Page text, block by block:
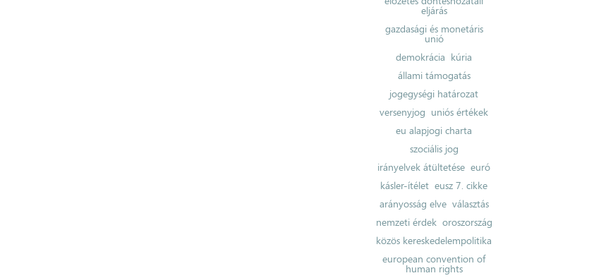
eljárás
gazdasági és monetáris
unió
demokrácia kúria
állami támogatás
jogegységi határozat
versenyjog uniós értékek
eu alapjogi charta
szociális jog
irányelvek átültetése euró
kásler-ítélet eusz 7. cikke
arányosság elve választás
nemzeti érdek oroszország
közös kereskedelempolitika
european convention of
human rights